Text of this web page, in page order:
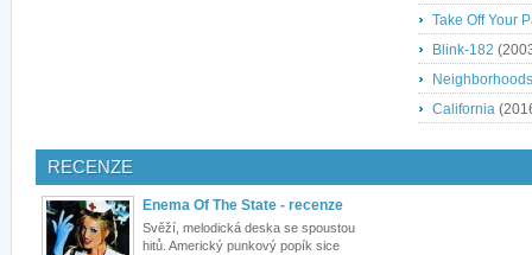
Take Off Your
Blink-182
Neighborhoods
California
RECENZE
Enema Of The State - recenze
Svěží, melodická deska se spoustou
hitů. Americký punkový popík sice